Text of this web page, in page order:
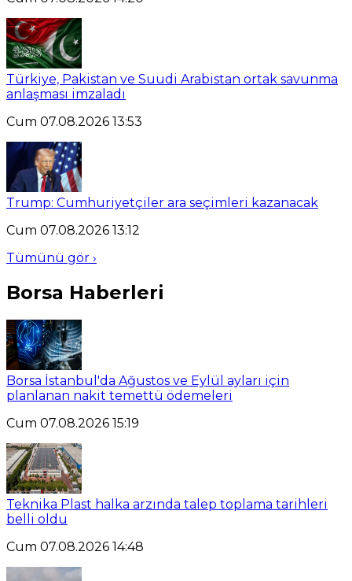
Türkiye, Pakistan ve Suudi Arabistan ortak savunma
anlaşması imzaladı
Cum 07.08.2026 13:53
Trump: Cumhuriyetçiler ara seçimleri kazanacak
Cum 07.08.2026 13:12
Tümünü gör ›
Borsa Haberleri
Borsa İstanbul'da Ağustos ve Eylül ayları için
planlanan nakit temettü ödemeleri
Cum 07.08.2026 15:19
Teknika Plast halka arzında talep toplama tarihleri
belli oldu
Cum 07.08.2026 14:48